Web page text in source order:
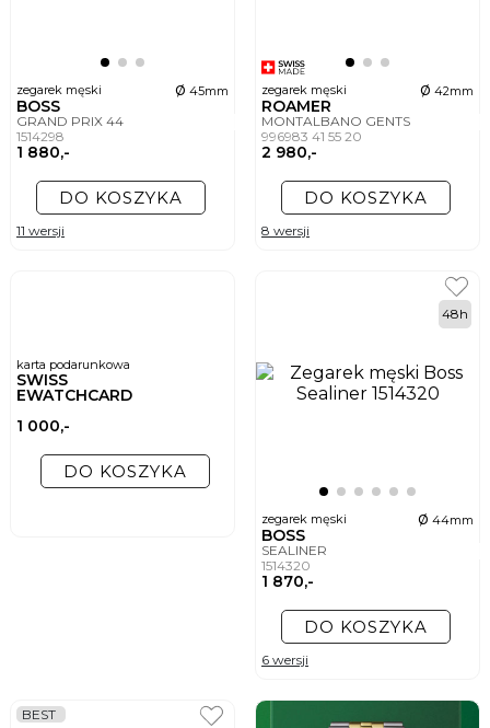
zegarek męski ø 45mm
BOSS
GRAND PRIX 44
1514298
1 880,-
DO KOSZYKA
11 wersji
zegarek męski ø 42mm
ROAMER
MONTALBANO GENTS
996983 41 55 20
2 980,-
DO KOSZYKA
8 wersji
karta podarunkowa
SWISS
EWATCHCARD
1 000,-
DO KOSZYKA
zegarek męski ø 44mm
BOSS
SEALINER
1514320
1 870,-
48h
DO KOSZYKA
6 wersji
BEST